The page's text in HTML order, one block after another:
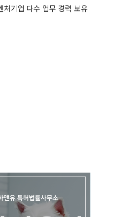
처기업 다수 업무 경력 보유